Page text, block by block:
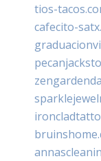
tios-
cafecito-